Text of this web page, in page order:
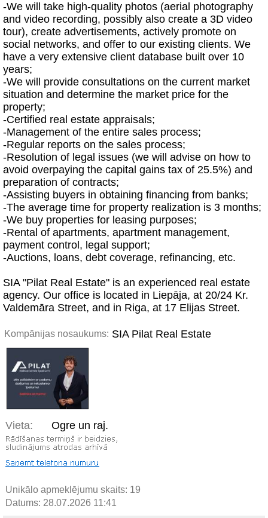
-We will take high-quality photos (aerial photography
and video recording, possibly also create a 3D video
tour), create advertisements, actively promote on
social networks, and offer to our existing clients. We
have a very extensive client database built over 10
years;
-We will provide consultations on the current market
situation and determine the market price for the
property;
-Certified real estate appraisals;
-Management of the entire sales process;
-Regular reports on the sales process;
-Resolution of legal issues (we will advise on how to
avoid overpaying the capital gains tax of 25.5%) and
preparation of contracts;
-Assisting buyers in obtaining financing from banks;
-The average time for property realization is 3 months;
-We buy properties for leasing purposes;
-Rental of apartments, apartment management,
payment control, legal support;
-Auctions, loans, debt coverage, refinancing, etc.
SIA "Pilat Real Estate" is an experienced real estate
agency. Our office is located in Liepāja, at 20/24 Kr.
Valdemāra Street, and in Riga, at 17 Elijas Street.
Kompānijas nosaukums: SIA Pilat Real Estate
Vieta: Ogre un raj.
Unikālo apmeklējumu skaits: 19
Datums: 28.07.2026 11:41